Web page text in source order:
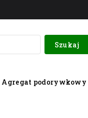
Szukaj
Agregat podorywkowy